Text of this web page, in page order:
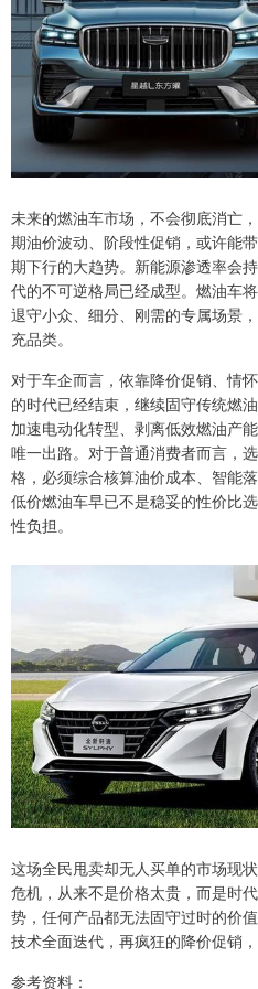
未来的燃油车市场，不会彻底消亡
期油价波动、阶段性促销，或许能
期下行的大趋势。新能源渗透率会
代的不可逆格局已经成型。燃油车
退守小众、细分、刚需的专属场景
充品类。
对于车企而言，依靠降价促销、情
的时代已经结束，继续固守传统燃
加速电动化转型、剥离低效燃油产
唯一出路。对于普通消费者而言，
格，必须综合核算油价成本、智能
低价燃油车早已不是稳妥的性价比
性负担。
这场全民甩卖却无人买单的市场现
危机，从来不是价格太贵，而是时
势，任何产品都无法固守过时的价
技术全面迭代，再疯狂的降价促销
参考资料：